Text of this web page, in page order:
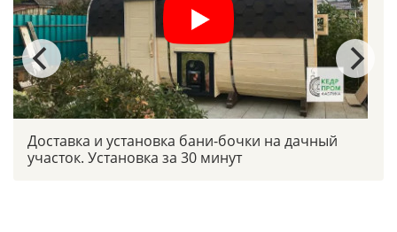
Доставка и установка бани-бочки на дачный
участок. Установка за 30 минут